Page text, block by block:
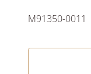
M91350-0011